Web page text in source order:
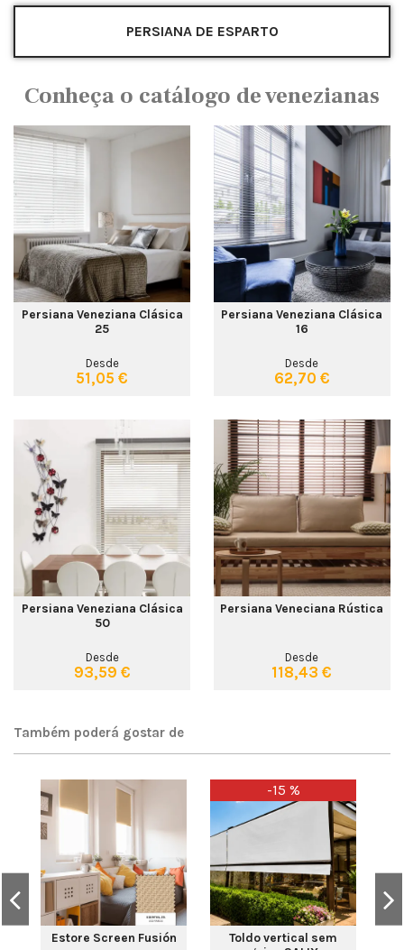
PERSIANA DE ESPARTO
Conheça o catálogo de venezianas
Persiana Veneziana Clásica
25
Desde
51,05 €
Persiana Veneziana Clásica
16
Desde
62,70 €
Persiana Veneziana Clásica
50
Desde
93,59 €
Persiana Veneciana Rústica
Desde
118,43 €
Também poderá gostar de
Estore Screen Fusión
-15 %
Toldo vertical sem